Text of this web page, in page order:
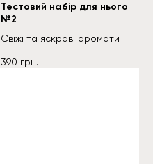
Тестовий набір для нього
№2
Свіжі та яскраві аромати
390 грн.